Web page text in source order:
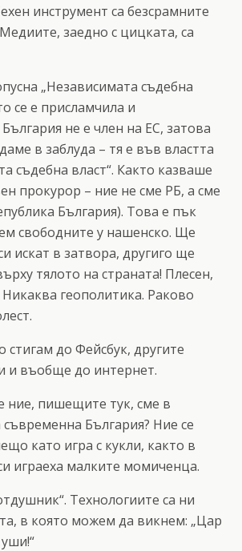
инструмент са безсрамните
заедно с цицката, са
„Независимата съдебна
се е присламчила и
не е член на ЕС, затова
в заблуда – тя е във властта
съдебна власт“. Както казваше
прокурор – ние не сме РБ, а сме
България). Това е пък
свободните у нашенско. Ще
искат в затвора, другиго ще
тялото на страната! Плесен,
геополитика. Раково
стигам до Фейсбук, другите
и въобще до интернет.
ние, пишещите тук, сме в
съвременна България? Ние се
като игра с кукли, както в
играеха малките момиченца.
Технологиите са ни
в която можем да викнем: „Цар